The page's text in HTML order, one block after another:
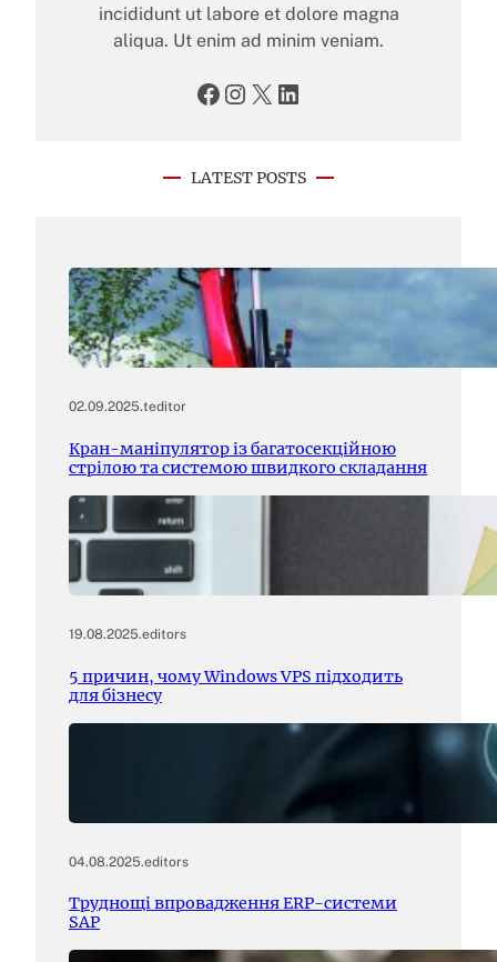
incididunt ut labore et dolore magna
aliqua. Ut enim ad minim veniam.
Facebook Instagram X LinkedIn
LATEST POSTS
02.09.2025.teditor
Кран-маніпулятор із багатосекційною
стрілою та системою швидкого складання
19.08.2025.editors
5 причин, чому Windows VPS підходить
для бізнесу
04.08.2025.editors
Труднощі впровадження ERP-системи
SAP